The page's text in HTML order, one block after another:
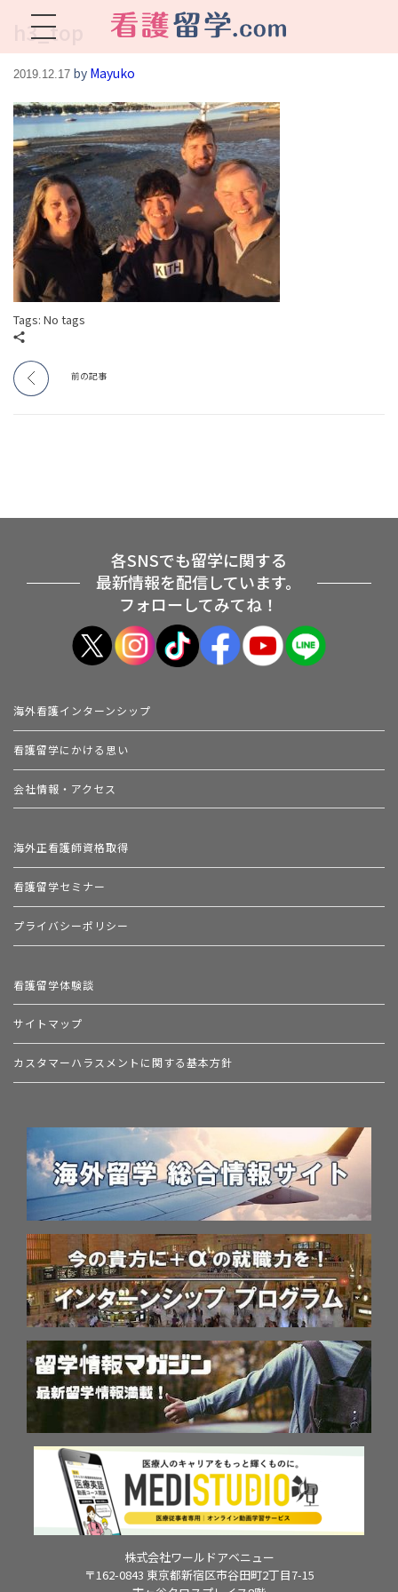
看護留学.com
h3_top
2019.12.17 by Mayuko
Tags: No tags
前の記事
各SNSでも留学に関する
最新情報を配信しています。
フォローしてみてね！
海外看護インターンシップ
看護留学にかける思い
会社情報・アクセス
海外正看護師資格取得
看護留学セミナー
プライバシーポリシー
看護留学体験談
サイトマップ
カスタマーハラスメントに関する基本方針
株式会社ワールドアベニュー
〒162-0843 東京都新宿区市谷田町2丁目7-15